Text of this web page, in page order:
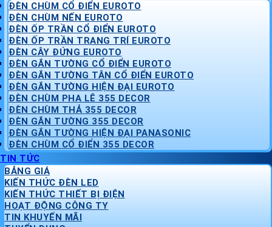
ĐÈN CHÙM CỔ ĐIỂN EUROTO
ĐÈN CHÙM NẾN EUROTO
ĐÈN ỐP TRẦN CỔ ĐIỂN EUROTO
ĐÈN ỐP TRẦN TRANG TRÍ EUROTO
ĐÈN CÂY ĐỨNG EUROTO
ĐÈN GẮN TƯỜNG CỔ ĐIỂN EUROTO
ĐÈN GẮN TƯỜNG TÂN CỔ ĐIỂN EUROTO
ĐÈN GẮN TƯỜNG HIỆN ĐẠI EUROTO
ĐÈN CHÙM PHA LÊ 355 DECOR
ĐÈN CHÙM THẢ 355 DECOR
ĐÈN GẮN TƯỜNG 355 DECOR
ĐÈN GẮN TƯỜNG HIỆN ĐẠI PANASONIC
ĐÈN CHÙM CỔ ĐIỂN 355 DECOR
TIN TỨC
BẢNG GIÁ
KIẾN THỨC ĐÈN LED
KIẾN THỨC THIẾT BỊ ĐIỆN
HOẠT ĐỘNG CÔNG TY
TIN KHUYẾN MÃI